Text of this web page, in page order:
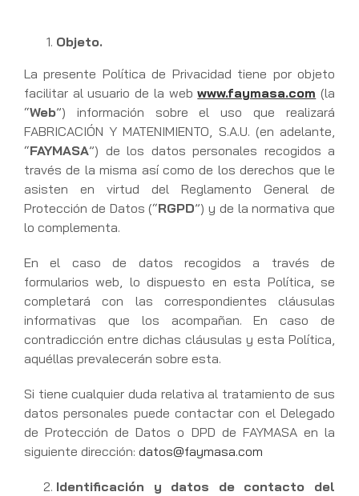
Objeto.
La presente Política de Privacidad tiene por objeto
facilitar al usuario de la webwww.faymasa.com (la
“Web”) información sobre el uso que realizará
FABRICACIÓN Y MATENIMIENTO, S.A.U. (en adelante,
“FAYMASA”) de los datos personales recogidos a
través de la misma así como de los derechos que le
asisten en virtud del Reglamento General de
Protección de Datos (“RGPD”) y de la normativa que
lo complementa.
En el caso de datos recogidos a través de
formularios web, lo dispuesto en esta Política, se
completará con las correspondientes cláusulas
informativas que los acompañan. En caso de
contradicción entre dichas cláusulas y esta Política,
aquéllas prevalecerán sobre esta.
Si tiene cualquier duda relativa al tratamiento de sus
datos personales puede contactar con el Delegado
de Protección de Datos o DPD de FAYMASA en la
siguiente dirección: datos@faymasa.com
Identificación y datos de contacto del